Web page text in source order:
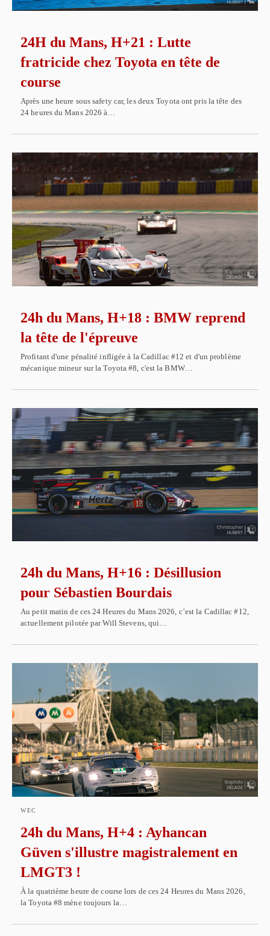
24H du Mans, H+21 : Lutte
fratricide chez Toyota en tête de
course
Après une heure sous safety car, les deux Toyota ont pris la tête des
24 heures du Mans 2026 à…
24h du Mans, H+18 : BMW reprend
la tête de l'épreuve
Profitant d'une pénalité infligée à la Cadillac #12 et d'un problème
mécanique mineur sur la Toyota #8, c'est la BMW…
24h du Mans, H+16 : Désillusion
pour Sébastien Bourdais
Au petit matin de ces 24 Heures du Mans 2026, c’est la Cadillac #12,
actuellement pilotée par Will Stevens, qui…
WEC
24h du Mans, H+4 : Ayhancan
Güven s'illustre magistralement en
LMGT3 !
À la quatrième heure de course lors de ces 24 Heures du Mans 2026,
la Toyota #8 mène toujours la…